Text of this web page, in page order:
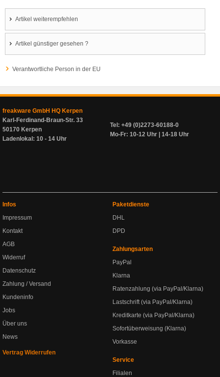
Artikel weiterempfehlen
Artikel günstiger gesehen ?
Verantwortliche Person in der EU
freakware GmbH HQ Kerpen
Karl-Ferdinand-Braun-Str. 33
50170 Kerpen
Ladenlokal: 10 - 14 Uhr
Tel: +49 (0)2273-60188-0
Mo-Fr: 10-12 Uhr | 14-18 Uhr
Infos
Impressum
Kontakt
AGB
Widerruf
Datenschutz
Zahlung / Versand
Kundeninfo
Jobs
Über uns
News
Vertrag Widerrufen
Paketdienste
DHL
DPD
Zahlungsarten
PayPal
Klarna
Ratenzahlung (via PayPal/Klarna)
Lastschrift (via PayPal/Klarna)
Kreditkarte (via PayPal/Klarna)
Sofortüberweisung (Klarna)
Vorkasse
Service
Filialen